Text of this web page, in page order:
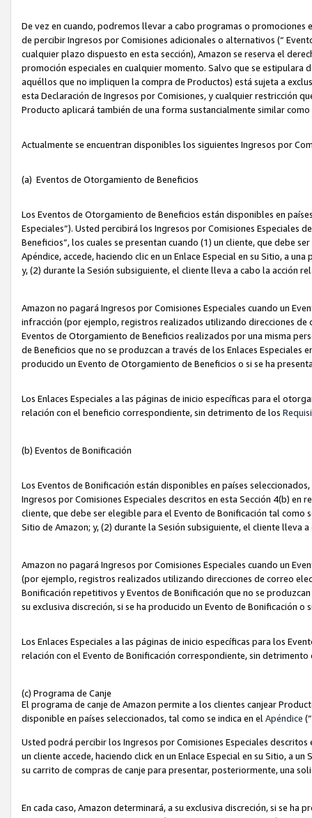
De vez en cuando, podremos llevar a cabo programas o
de percibir Ingresos por Comisiones adicionales o alternativos (“
cualquier plazo dispuesto en esta sección), Amazon se reserva el
promoción especiales en cualquier momento. Salvo que se
aquéllos que no impliquen la compra de Productos) está sujeta a
esta Declaración de Ingresos por Comisiones, y cualquier restricción
Producto aplicará también de una forma sustancialmente similar
Actualmente se encuentran disponibles los siguientes Ingresos por
(a) Eventos de Otorgamiento de Beneficios
Los Eventos de Otorgamiento de Beneficios están disponibles en
Especiales”). Usted percibirá los Ingresos por Comisiones Especiales
Beneficios”, los cuales se presentan cuando (1) un cliente, que debe
Apéndice, accede, haciendo clic en un Enlace Especial en su Sitio, a
y, (2) durante la Sesión subsiguiente, el cliente lleva a cabo la acción
Amazon no pagará Ingresos por Comisiones Especiales cuando un
infracción (por ejemplo, registros realizados utilizando direcciones
Eventos de Otorgamiento de Beneficios realizados por una misma
de Beneficios que no se produzcan a través de los Enlaces Especiales
producido un Evento de Otorgamiento de Beneficios o si se ha
Los Enlaces Especiales a las páginas de inicio específicas para el
relación con el beneficio correspondiente, sin detrimento de los
(b) Eventos de Bonificación
Los Eventos de Bonificación están disponibles en países
Ingresos por Comisiones Especiales descritos en esta Sección 4(b) en
cliente, que debe ser elegible para el Evento de Bonificación tal como
Sitio de Amazon; y, (2) durante la Sesión subsiguiente, el cliente lleva
Amazon no pagará Ingresos por Comisiones Especiales cuando un
(por ejemplo, registros realizados utilizando direcciones de correo
Bonificación repetitivos y Eventos de Bonificación que no se
su exclusiva discreción, si se ha producido un Evento de Bonificación
Los Enlaces Especiales a las páginas de inicio específicas para los
relación con el Evento de Bonificación correspondiente, sin
(c) Programa de Canje
El programa de canje de Amazon permite a los clientes canjear
disponible en países seleccionados, tal como se indica en el Apéndice
Usted podrá percibir los Ingresos por Comisiones Especiales
un cliente accede, haciendo click en un Enlace Especial en su Sitio, a
su carrito de compras de canje para presentar, posteriormente, una
En cada caso, Amazon determinará, a su exclusiva discreción, si se